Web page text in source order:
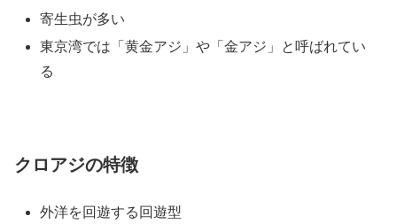
寄生虫が多い
東京湾では「黄金アジ」や「金アジ」と呼ばれてい
る
クロアジの特徴
外洋を回遊する回遊型